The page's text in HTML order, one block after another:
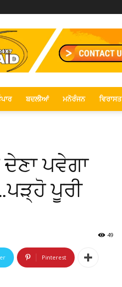
ਬਦਲੀਆਂ ਮਨੋਰੰਜਨ ਵਿਰਾਸਤ
ਪਵੇਗਾ
ਪੂਰੀ
49
Pinterest